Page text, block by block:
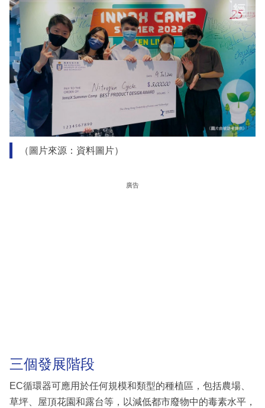
（圖片來源：資料圖片）
廣告
三個發展階段
EC循環器可應用於任何規模和類型的種植區，包括農場、
草坪、屋頂花園和露台等，以減低都市廢物中的毒素水平，